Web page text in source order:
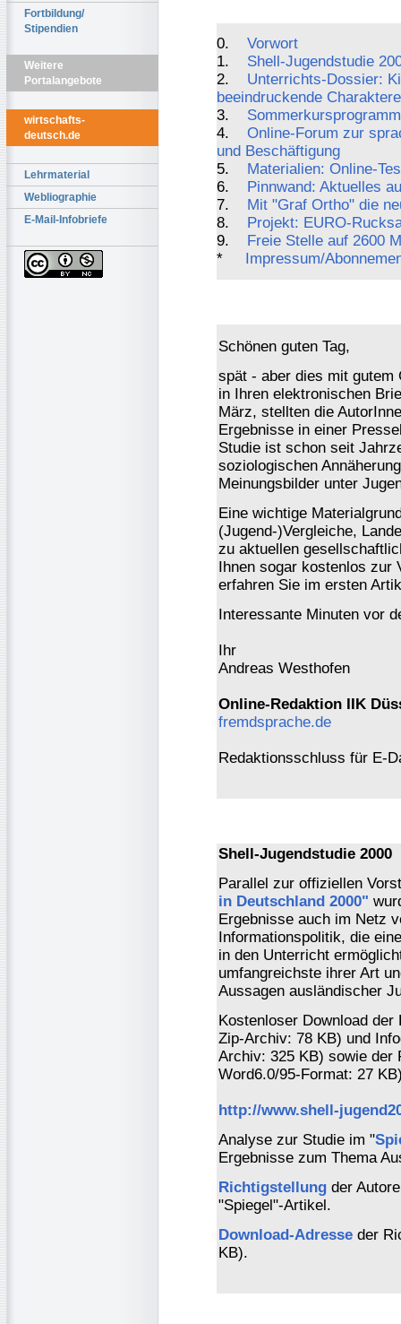
Fortbildung/
Stipendien
Weitere
Portalangebote
wirtschafts-
deutsch.de
Lehrmaterial
Webliographie
E-Mail-Infobriefe
0. Vorwort
1. Shell-Jugendstudie
2. Unterrichts-Dossier:
beeindruckende Charaktere
3.
4. Online-Forum zur
und Beschäftigung
5. Materialien: Online-
6. Pinnwand: Aktuelles
7. Mit "Graf Ortho" die
8. Projekt: EURO-
9. Freie Stelle auf 2600
* Impressum/
Schönen guten Tag,
spät - aber dies mit gutem
in Ihren elektronischen
März, stellten die
Ergebnisse in einer
Studie ist schon seit
soziologischen
Meinungsbilder unter
Eine wichtige
(Jugend-)Vergleiche,
zu aktuellen
Ihnen sogar kostenlos zur
erfahren Sie im ersten
Interessante Minuten vor
Ihr
Andreas Westhofen
Online-Redaktion IIK
fremdsprache.de
Redaktionsschluss für E-
Shell-Jugendstudie 2000
Parallel zur offiziellen
in Deutschland 2000"
Ergebnisse auch im Netz
Informationspolitik, die
in den Unterricht
umfangreichste ihrer Art
Aussagen ausländischer
Kostenloser Download
Zip-Archiv: 78 KB) und
Archiv: 325 KB) sowie der
Word6.0/95-Format: 27
http://www.shell-
Analyse zur Studie im "
Ergebnisse zum Thema
Richtigstellung der
"Spiegel"-Artikel.
Download-Adresse der
KB).